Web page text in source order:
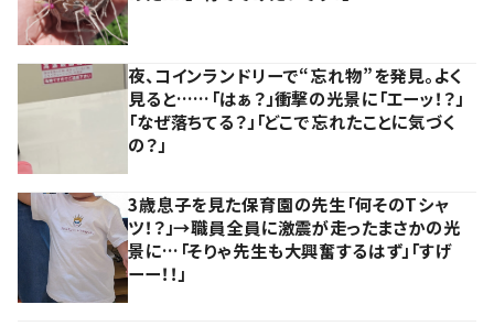
夜、コインランドリーで“忘れ物”を発見。よく
見ると……「はぁ？」衝撃の光景に「エーッ！？」
「なぜ落ちてる？」「どこで忘れたことに気づく
の？」
3歳息子を見た保育園の先生「何そのTシャ
ツ！？」→職員全員に激震が走ったまさかの光
景に…「そりゃ先生も大興奮するはず」「すげ
ーー！！」